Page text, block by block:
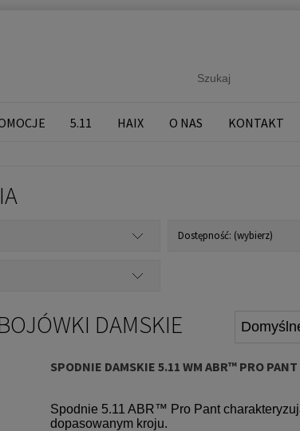
5.11 HAIX O NAS KONTAKT
Dostępność: (wybierz)
DAMSKIE
SPODNIE DAMSKIE 5.11 WM ABR™ PRO
Spodnie 5.11 ABR™ Pro Pant
dopasowanym kroju.